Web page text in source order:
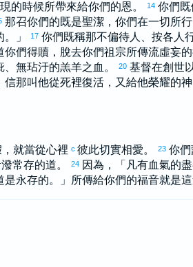
的時候所帶來給你們的恩。 14 你們
那召你們的既是聖潔，你們在一切所
」 17 你們既稱那不偏待人、按各人
你們得贖，脫去你們祖宗所傳流虛妄
無玷汙的羔羊之血。 20 基督在創世
信那叫他從死裡復活，又給他榮耀的
就當從心裡 c 彼此切實相愛。 23 你們
常存的道。
24 因為，「凡有血氣的
是永存的。」所傳給你們的福音就是這